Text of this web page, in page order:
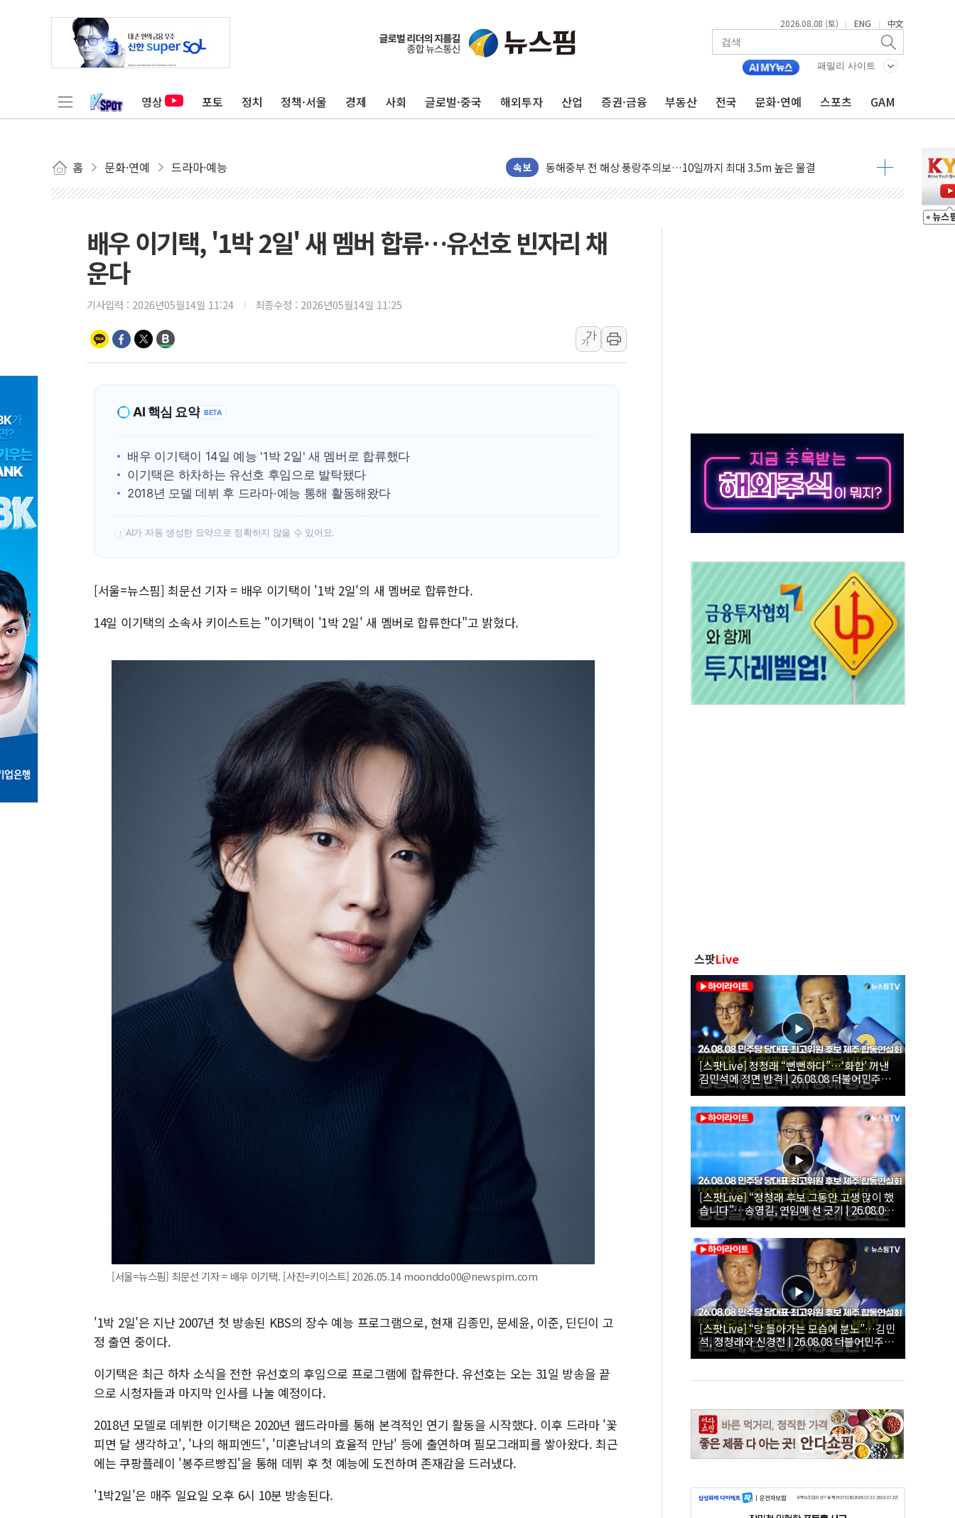
2026.08.08 (토) | ENG | 中文
패밀리 사이트
영상 포토 정치 정책·서울 경제 사회 글로벌·중국 해외투자 산업 증권·금융 부동산 전국 문화·연예 스포츠 GAM
홈 문화·연예 드라마·예능 속보
'화합' 꺼낸 김민석에 '뻔뻔' 받아친 정청래…제주 연설서 신경전 고조
李대통령, ISA 개편 재검토 지시…與 "적극 환영"·野 "졸속 국정"
연일 폭염에 온열질환 사망 23명…정부, 비상대응기구 가동
中 전방위 아파트 부양, 수도 베이징도 부동산 규제 철폐
동해시, 11~14일 '별똥별 멍' 운영…페르세우스 유성우 관측
강원 중·남부 동해안 시간당 50mm 이상 폭우…호우경보 발효
'호우 특보' 경북 울진 시간당 20~30mm 강한 비...가뭄 해소될 듯
주말 무더위·열대야 지속…내륙 곳곳 소나기
한상협, 업계 개인정보 보안 새판 짠다…'자율규제단체' 타진
민주당, 오늘 제주·인천 경선 발표...김민석 '재역전' vs 정청래 '격차 확대'
뉴욕증시, 고용 쇼크에 금리 인상 우려 후퇴…S&P500 최고치
트럼프, 쿡 연준 이사 해임 재추진…"26일까지 의혹 소명" 요구
배우 이기택, '1박 2일' 새 멤버 합류…유선호 빈자리 채
운다
기사입력 : 2026년05월14일 11:24 최종수정 : 2026년05월14일 11:25
가
가
AI 핵심 요약 BETA
배우 이기택이 14일 예능 '1박 2일' 새 멤버로 합류했다
이기택은 하차하는 유선호 후임으로 발탁됐다
2018년 모델 데뷔 후 드라마·예능 통해 활동해왔다
! AI가 자동 생성한 요약으로 정확하지 않을 수 있어요.
[서울=뉴스핌] 최문선 기자 = 배우 이기택이 '1박 2일'의 새 멤버로 합류한다.
14일 이기택의 소속사 키이스트는 "이기택이 '1박 2일' 새 멤버로 합류한다"고 밝혔다.
[서울=뉴스핌] 최문선 기자 = 배우 이기택. [사진=키이스트] 2026.05.14 moonddo00@newspim.com
'1박 2일'은 지난 2007년 첫 방송된 KBS의 장수 예능 프로그램으로, 현재 김종민, 문세윤, 이준, 딘딘이 고
정 출연 중이다.
이기택은 최근 하차 소식을 전한 유선호의 후임으로 프로그램에 합류한다. 유선호는 오는 31일 방송을 끝
으로 시청자들과 마지막 인사를 나눌 예정이다.
2018년 모델로 데뷔한 이기택은 2020년 웹드라마를 통해 본격적인 연기 활동을 시작했다. 이후 드라마 '꽃
피면 달 생각하고', '나의 해피엔드', '미혼남녀의 효율적 만남' 등에 출연하며 필모그래피를 쌓아왔다. 최근
에는 쿠팡플레이 '봉주르빵집'을 통해 데뷔 후 첫 예능에 도전하며 존재감을 드러냈다.
'1박2일'은 매주 일요일 오후 6시 10분 방송된다.
스팟Live
[스팟Live] 정청래 “뻔뻔하다”…‘화합’ 꺼낸
김민석에 정면 반격 | 26.08.08 더불어민주당
당대표·최고위원 후보 제주 합동연설회
[스팟Live] “정청래 후보 그동안 고생 많이 했
습니다”…송영길, 연임에 선 긋기 | 26.08.08
더불어민주당 당대표·최고위원 후보 제주 합
동연설회
[스팟Live] “당 돌아가는 모습에 분노”…김민
석, 정청래와 신경전 | 26.08.08 더불어민주당
당대표·최고위원 후보 제주 합동연설회